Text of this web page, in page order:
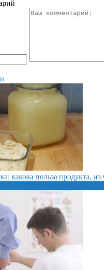
какова польза продукта, из